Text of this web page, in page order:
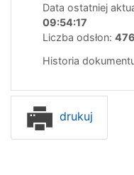
Data ostatniej
09:54:17
Liczba odsłon: 476
Historia
drukuj